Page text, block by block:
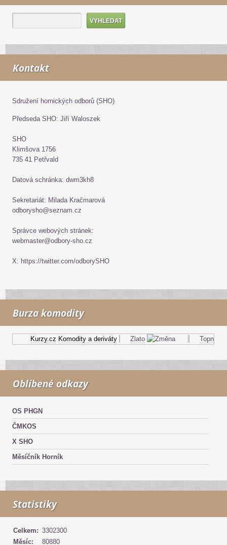
Kontakt
Sdružení hornických odborů (SHO)
Předseda SHO: Jiří Waloszek
SHO
Klimšova 1756
735 41 Petřvald
Datová schránka: dwm3kh8
Sekretariát: Milada Kračmarová
odborysho@seznam.cz
Správce webových stránek:
webmaster@odbory-sho.cz
X: https://twitter.com/odborySHO
Burza komodity
Kurzy.cz Komodity a deriváty Zlato Topný olej
Oblíbené odkazy
OS PHGN
ČMKOS
X SHO
Měsíčník Horník
Statistiky
Celkem: 3302300
Měsíc:
80880